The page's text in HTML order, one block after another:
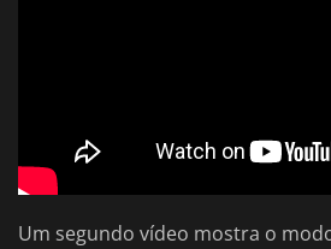
Um segundo vídeo mostra o